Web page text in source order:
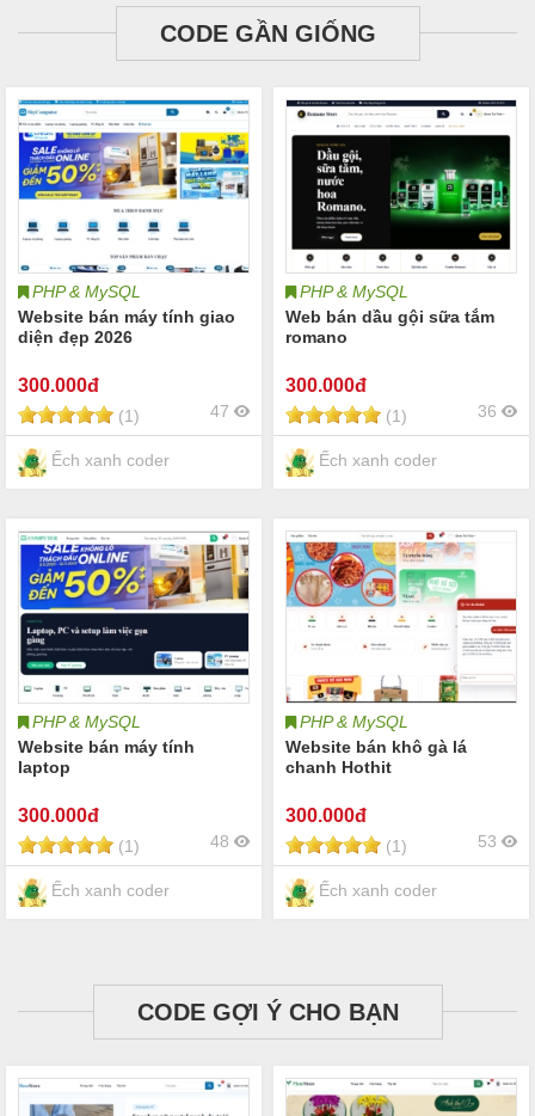
CODE GẦN GIỐNG
PHP & MySQL
Website bán máy tính giao
diện đẹp 2026
300.000đ
(1) 47
Ếch xanh coder
PHP & MySQL
Web bán dầu gội sữa tắm
romano
300.000đ
(1) 36
Ếch xanh coder
PHP & MySQL
Website bán máy tính
laptop
300.000đ
(1) 48
Ếch xanh coder
PHP & MySQL
Website bán khô gà lá
chanh Hothit
300.000đ
(1) 53
Ếch xanh coder
CODE GỢI Ý CHO BẠN